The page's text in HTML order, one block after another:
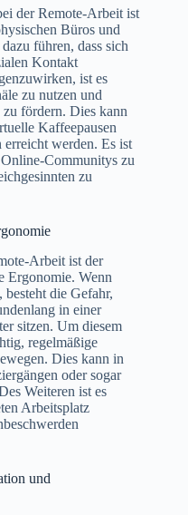
der Remote-Arbeit ist
Büros und
führen, dass sich
Kontakt
ist es
zu nutzen und
fördern. Dies kann
Kaffeepausen
werden. Es ist
Communitys zu
zu
Arbeit ist der
Ergonomie. Wenn
die Gefahr,
in einer
sitzen. Um diesem
regelmäßige
Dies kann in
oder sogar
Weiteren ist es
Arbeitsplatz
und